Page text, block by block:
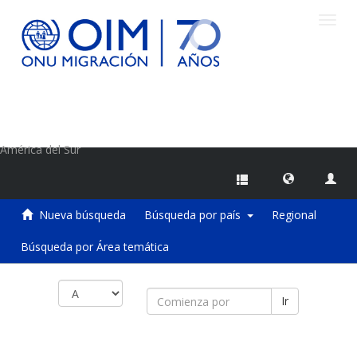
América del Sur
Nueva búsqueda Búsqueda por país Regional
Búsqueda por Área temática
Ir